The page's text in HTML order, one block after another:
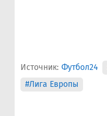
Источник: Футбол24
#Лига Европы